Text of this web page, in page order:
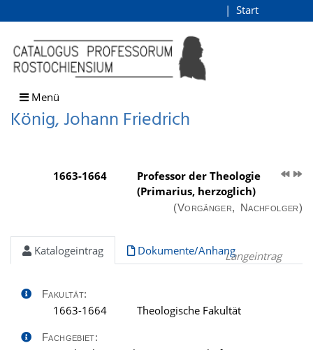
König, Johann Friedrich
direkt zum Inhalt
Start
Menü
König, Johann Friedrich
1663-1664
Professor der Theologie
(Primarius, herzoglich)
(Vorgänger, Nachfolger)
Katalogeintrag Dokumente/AnhangLangeintrag
Fakultät:
1663-1664 Theologische Fakultät
Fachgebiet: